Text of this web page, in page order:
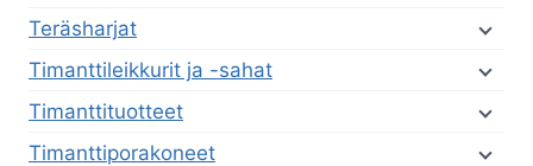
Teräsharjat
Timanttileikkurit ja -sahat
Timanttituotteet
Timanttiporakoneet